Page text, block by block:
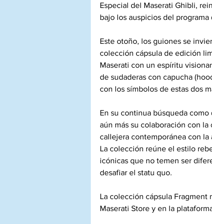
Especial del Maserati Ghibli,
bajo los auspicios del
Este otoño, los guiones se
colección cápsula de edición
Maserati con un espíritu
de sudaderas con capucha
con los símbolos de estas dos
En su continua búsqueda
aún más su colaboración con
callejera contemporánea con la
La colección reúne el estilo
icónicas que no temen ser
desafiar el statu quo.
La colección cápsula
Maserati Store y en la